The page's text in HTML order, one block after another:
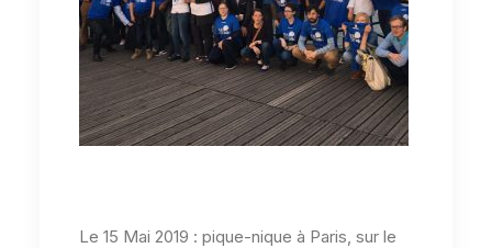
Le 15 Mai 2019 : pique-nique à Paris, sur le